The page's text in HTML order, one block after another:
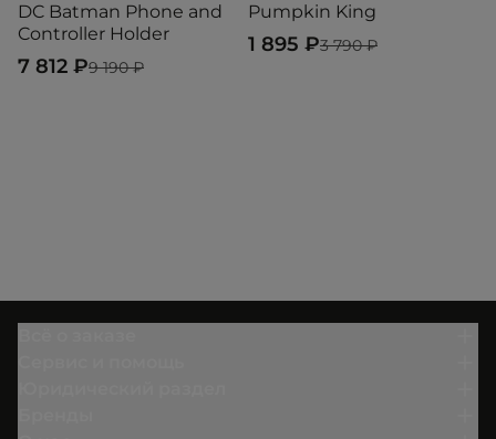
DC Batman Phone and
Controller Holder
9 190 ₽
7 812 ₽
Pumpkin King
3 790 ₽
1 895 ₽